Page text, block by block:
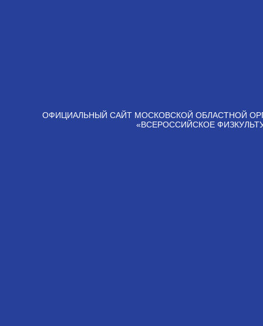
ОФИЦИАЛЬНЫЙ САЙТ МОСКОВСКОЙ ОБЛАСТНОЙ
«ВСЕРОССИЙСКОЕ